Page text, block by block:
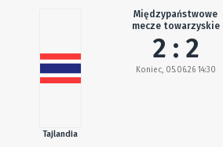
Tajlandia
Międzypaństwowe
mecze towarzyskie
2 : 2
Koniec, 05.06.26 14:30